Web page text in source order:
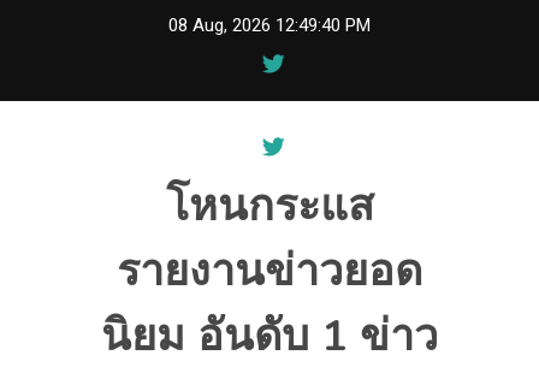
08 Aug, 2026 12:49:41 PM
โหนกระแส
รายงานข่าวยอด
นิยม อันดับ 1 ข่าว